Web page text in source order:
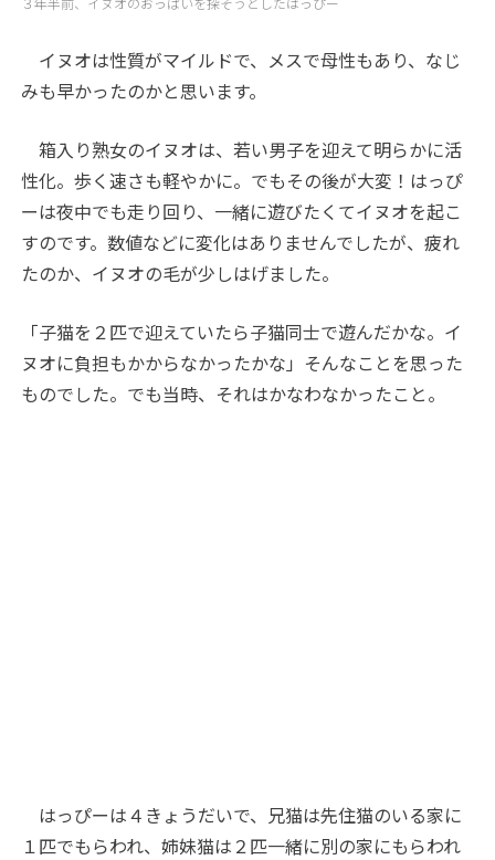
イヌオは性質がマイルドで、メスで母性もあり、なじ
みも早かったのかと思います。
箱入り熟女のイヌオは、若い男子を迎えて明らかに活
性化。歩く速さも軽やかに。でもその後が大変！はっぴ
ーは夜中でも走り回り、一緒に遊びたくてイヌオを起こ
すのです。数値などに変化はありませんでしたが、疲れ
たのか、イヌオの毛が少しはげました。
「子猫を２匹で迎えていたら子猫同士で遊んだかな。イ
ヌオに負担もかからなかったかな」そんなことを思った
ものでした。でも当時、それはかなわなかったこと。
はっぴーは４きょうだいで、兄猫は先住猫のいる家に
１匹でもらわれ、姉妹猫は２匹一緒に別の家にもらわれ